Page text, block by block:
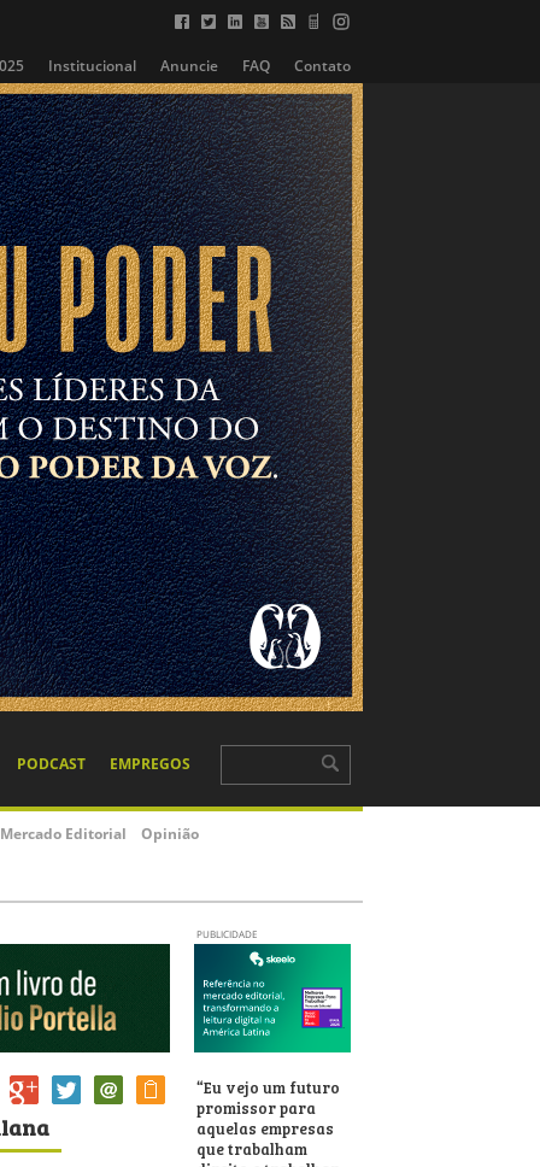
Institucional Anuncie FAQ Contato
PODCAST EMPREGOS
Mercado Editorial Opinião
PUBLICIDADE
“Eu vejo um futuro
promissor para
aquelas empresas
que trabalham